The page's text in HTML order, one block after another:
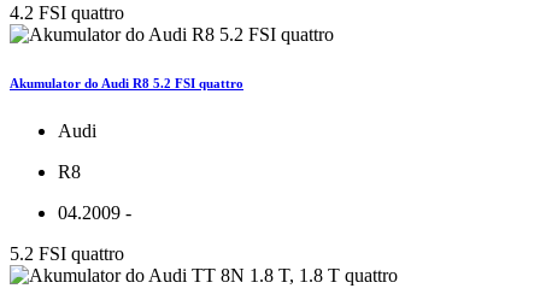
4.2 FSI quattro
Akumulator do Audi R8 5.2 FSI quattro
Audi
R8
04.2009 -
5.2 FSI quattro